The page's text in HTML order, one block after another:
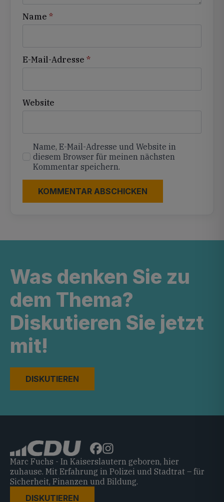
Name *
E-Mail-Adresse *
Website
Name, E-Mail-Adresse und Website in
diesem Browser für meinen nächsten
Kommentar speichern.
Was denken Sie zu
dem Thema?
Diskutieren Sie jetzt
mit!
DISKUTIEREN
Marc Fuchs - In Kaiserslautern geboren, hier
zuhause. Mit Erfahrung in Polizei und Stadtrat – für
Sicherheit, Finanzen und Bildung.
DISKUTIEREN